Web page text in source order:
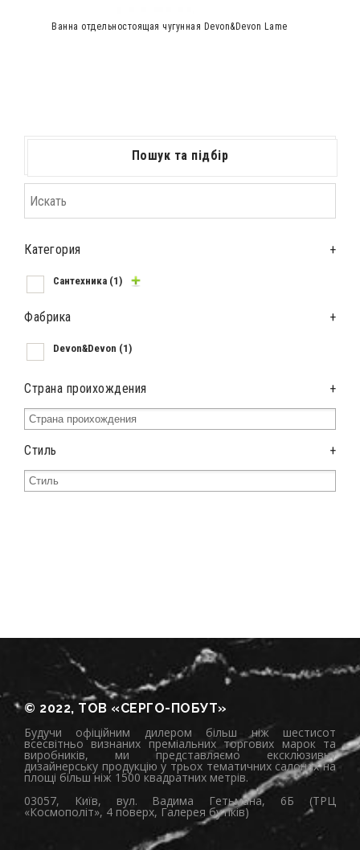
Ванна отдельностоящая чугунная Devon&Devon Lame
Пошук та підбір
Категория +
Сантехника (1)
Фабрика +
Devon&Devon (1)
Страна проихождения +
Стиль +
© 2022, ТОВ «СЕРГО-ПОБУТ»
Будучи офіційним дилером більш ніж шестисот
всесвітньо визнаних преміальних торгових марок та
виробників, ми представляємо ексклюзивну
дизайнерську продукцію у трьох тематичних салонах на
площі більш ніж 1500 квадратних метрів.
03057, Київ, вул. Вадима Гетьмана, 6Б (ТРЦ
«Космополіт», 4 поверх, Галерея бутіків)